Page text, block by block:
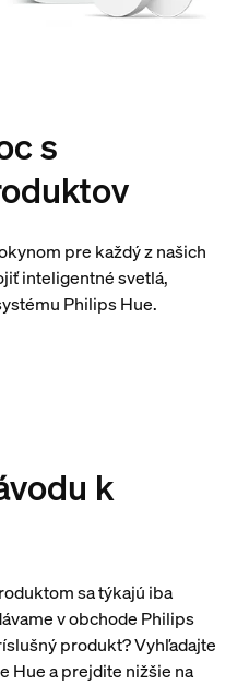
s
pre každý z našich
inteligentné svetlá,
Philips Hue.
k
sa týkajú iba
v obchode Philips
produkt? Vyhľadajte
Hue a prejdite nižšie na